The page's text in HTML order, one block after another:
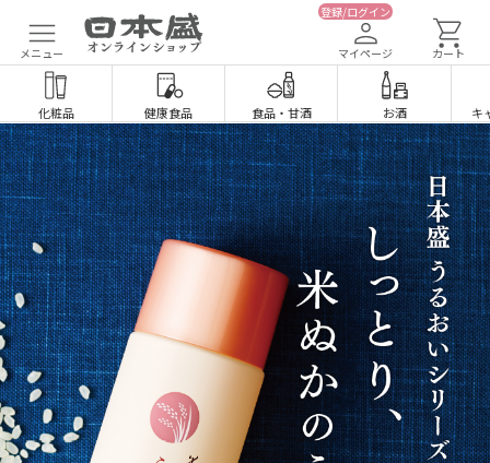
メニュー
登録/ログイン
マイページ カート
化粧品 健康食品 食品・ 甘酒 お酒 キ